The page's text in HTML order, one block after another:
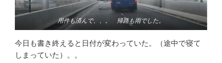
用件も済んで、、。 帰路も雨でした。
今日も書き終えると日付が変わっていた。（途中で寝て
しまっていた）。。